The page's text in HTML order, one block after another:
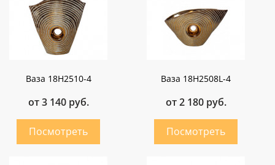
Ваза 18H2510-4
от 3 140 руб.
Ваза 18H2508L-4
от 2 180 руб.